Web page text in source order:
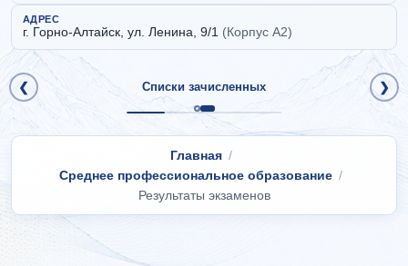
АДРЕС
г. Горно-Алтайск, ул. Ленина, 9/1 (Корпус А2)
❮ Списки зачисленных ❯
Главная
Среднее профессиональное образование
Результаты экзаменов